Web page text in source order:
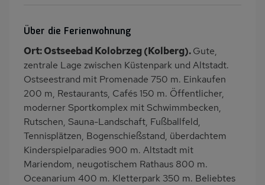
Waschmaschine
Küche
Geschirrspülmaschine
Kühlschrank
Gefrierschrank
Nichtraucher
Über die Ferienwohnung
Ort: Ostseebad Kolobrzeg (Kolberg).Gute,
zentrale Lage zwischen Küstenpark und Altstadt.
Ostseestrand mit Promenade 750 m. Einkaufen
200 m, Restaurants, Cafés 150 m. Öffentlicher,
moderner Sportkomplex mit Schwimmbecken,
Rutschen, Sauna-Landschaft, Fußballfeld,
Tennisplätzen, Bogenschießstand, überdachtem
Kinderspielparadies 900 m. Altstadt mit
Mariendom, neugotischem Rathaus 800 m.
Oceanarium 400 m. Kletterpark 350 m. Beliebtes